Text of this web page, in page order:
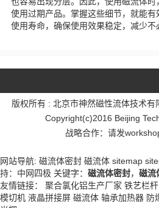
使用过期产品。掌握这些细节，就能
使用寿命，确保使用效果稳定，减少不
版权所有 : 北京市神然磁性流体技术
Copyright(c)2016 Beijing
战略合作：请发
网站导航: 磁流体密封 磁流体 sitemap
持： 中网四极 关键字： 磁流体密封， 磁流
友情链接： 聚合氯化铝生产厂家 铁艺栏杆
模切机 液晶拼接屏 磁流体 轴承加热器 防